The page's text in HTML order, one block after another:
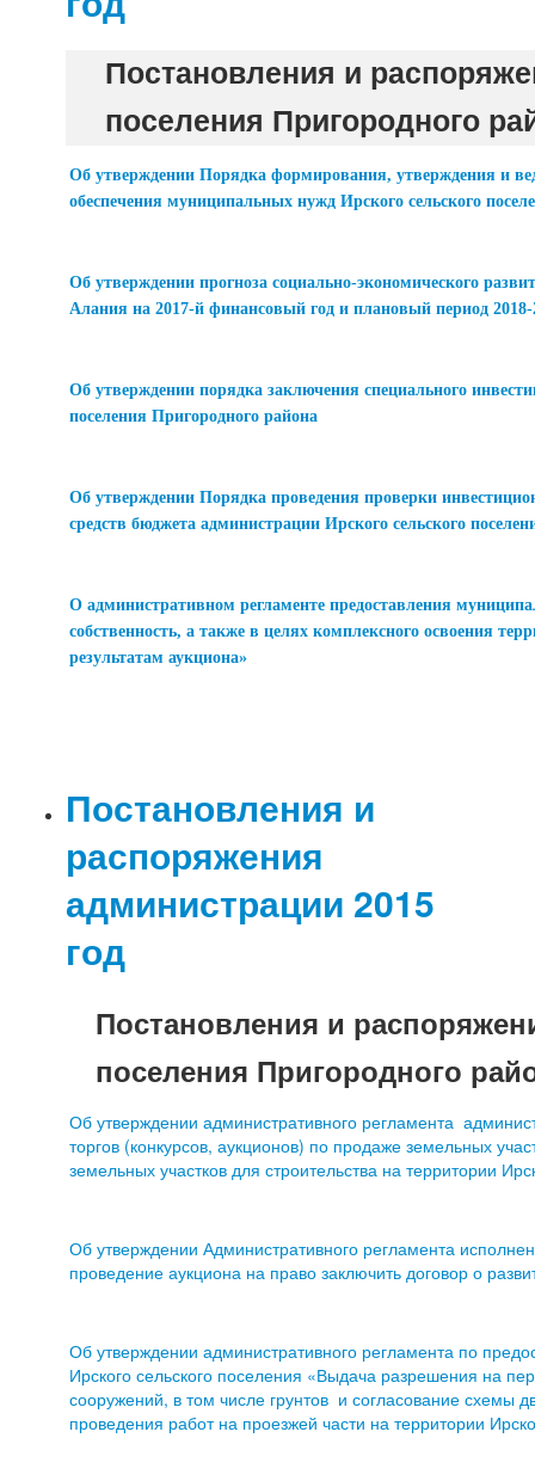
Постановления и
поселения Пригородного
Об утверждении Порядка формирования, утверждения и
обеспечения муниципальных нужд Ирского сельского
Об утверждении прогноза социально-экономического
Алания на 2017-й финансовый год и плановый период 2018-
Об утверждении порядка заключения специального
поселения Пригородного района
Об утверждении Порядка проведения проверки
средств бюджета администрации Ирского сельского
О административном регламенте предоставления
собственность, а также в целях комплексного освоения
результатам аукциона»
Постановления и
распоряжения
администрации 2015
год
Постановления и
поселения Пригородного
Об утверждении административного регламента
торгов (конкурсов, аукционов) по продаже земельных
земельных участков для строительства на территории
Об утверждении Административного регламента
проведение аукциона на право заключить договор о
Об утверждении административного регламента по
Ирского сельского поселения «Выдача разрешения на
сооружений, в том числе грунтов и согласование схемы
проведения работ на проезжей части на территории